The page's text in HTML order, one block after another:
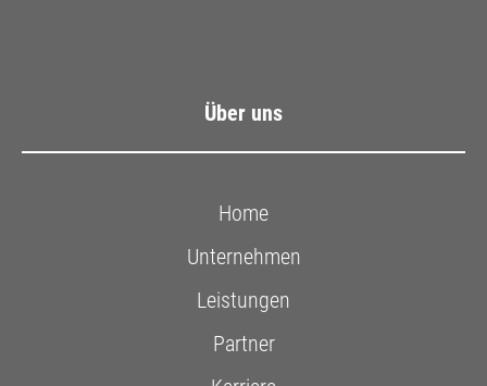
Über uns
Home
Unternehmen
Leistungen
Partner